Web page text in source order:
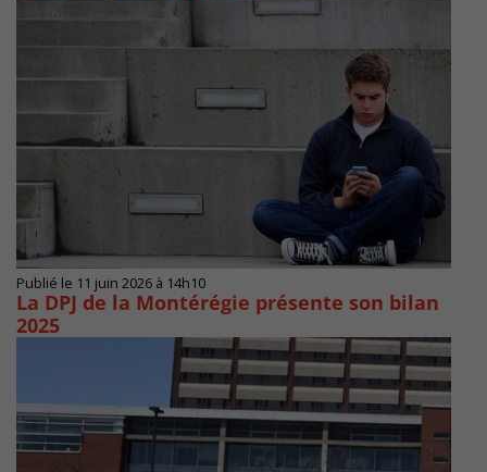
Publié le 11 juin 2026 à 14h10
La DPJ de la Montérégie présente son bilan
2025